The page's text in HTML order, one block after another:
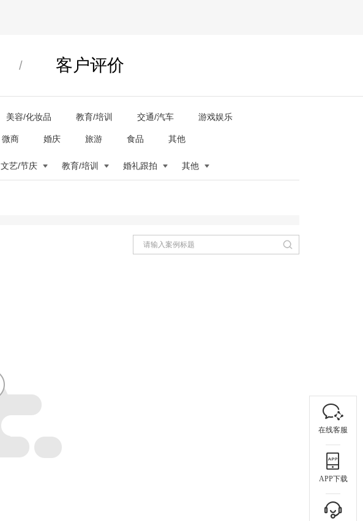
/ 客户评价
美容/化妆品 教育/培训 交通/汽车 游戏娱乐
微商 婚庆 旅游 食品 其他
文艺/节庆 教育/培训 婚礼跟拍 其他
在线客服
APP下载